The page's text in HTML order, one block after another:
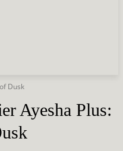
Dusk
Ayesha Plus: